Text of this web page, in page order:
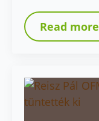
Read more